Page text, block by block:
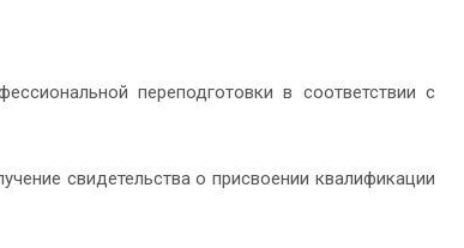
переподготовки в соответствии с
свидетельства о присвоении квалификации